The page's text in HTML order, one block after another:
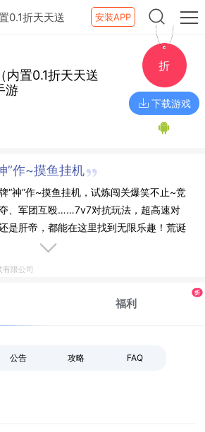
0.1折天天送 安装APP
内置0.1折天天送
游
折
下载游戏
”作~摸鱼挂机
“神”作~摸鱼挂机，试炼闯关爆笑不止~竞
、军团互殴……7v7对抗玩法，超高速对
是肝帝，都能在这里找到无限乐趣！荒诞
，和兄弟一起挑战各路高手，从江湖小虾米
限公司
福利
折
公告 攻略 FAQ